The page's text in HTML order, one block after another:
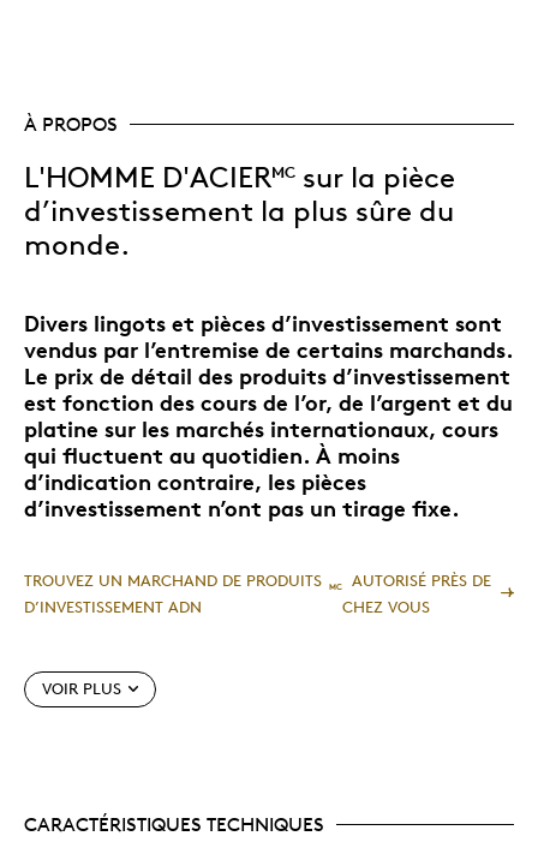
À PROPOS
L'HOMME D'ACIERMC sur la pièce
d’investissement la plus sûre du
monde.
Divers lingots et pièces d’investissement sont
vendus par l’entremise de certains marchands.
Le prix de détail des produits d’investissement
est fonction des cours de l’or, de l’argent et du
platine sur les marchés internationaux, cours
qui fluctuent au quotidien. À moins
d’indication contraire, les pièces
d’investissement n’ont pas un tirage fixe.
TROUVEZ UN MARCHAND DE PRODUITS
D’INVESTISSEMENT ADN
MCAUTORISÉ PRÈS DE
CHEZ VOUS
Caractéristiques particulières
le fini aux lignes radiales crée un impressionnant
VOIR PLUS
CARACTÉRISTIQUES TECHNIQUES